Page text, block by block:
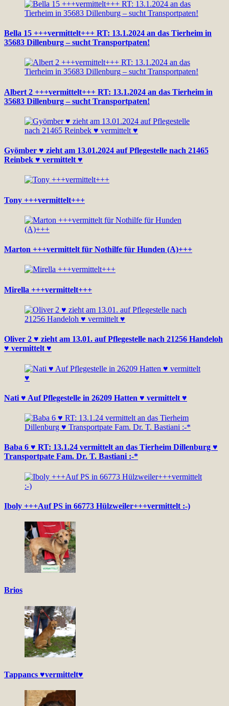
Bella 15 +++vermittelt+++ RT: 13.1.2024 an das Tierheim in
35683 Dillenburg – sucht Transportpaten!
Albert 2 +++vermittelt+++ RT: 13.1.2024 an das Tierheim in
35683 Dillenburg – sucht Transportpaten!
Gyömber ♥ zieht am 13.01.2024 auf Pflegestelle nach 21465
Reinbek ♥ vermittelt ♥
Tony +++vermittelt+++
Marton +++vermittelt für Nothilfe für Hunden (A)+++
Mirella +++vermittelt+++
Oliver 2 ♥ zieht am 13.01. auf Pflegestelle nach 21256 Handeloh
♥ vermittelt ♥
Nati ♥ Auf Pflegestelle in 26209 Hatten ♥ vermittelt ♥
Baba 6 ♥ RT: 13.1.24 vermittelt an das Tierheim Dillenburg ♥
Transportpate Fam. Dr. T. Bastiani :-*
Iboly +++Auf PS in 66773 Hülzweiler+++vermittelt :-)
Brios
Tappancs ♥vermittelt♥